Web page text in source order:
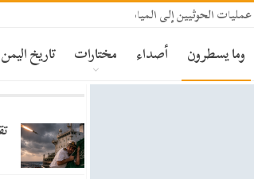
الحوثيين إلى المياه الإقليمية السعودية
وما يسطرون أصداء مختارات تاريخ اليمن